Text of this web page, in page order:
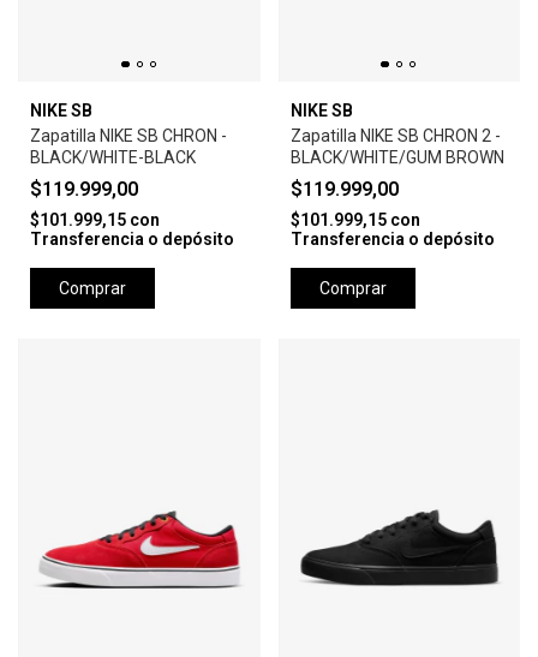
NIKE SB
Zapatilla NIKE SB CHRON -
BLACK/WHITE-BLACK
$119.999,00
$101.999,15 con
Transferencia o depósito
Comprar
NIKE SB
Zapatilla NIKE SB CHRON 2 -
BLACK/WHITE/GUM BROWN
$119.999,00
$101.999,15 con
Transferencia o depósito
Comprar